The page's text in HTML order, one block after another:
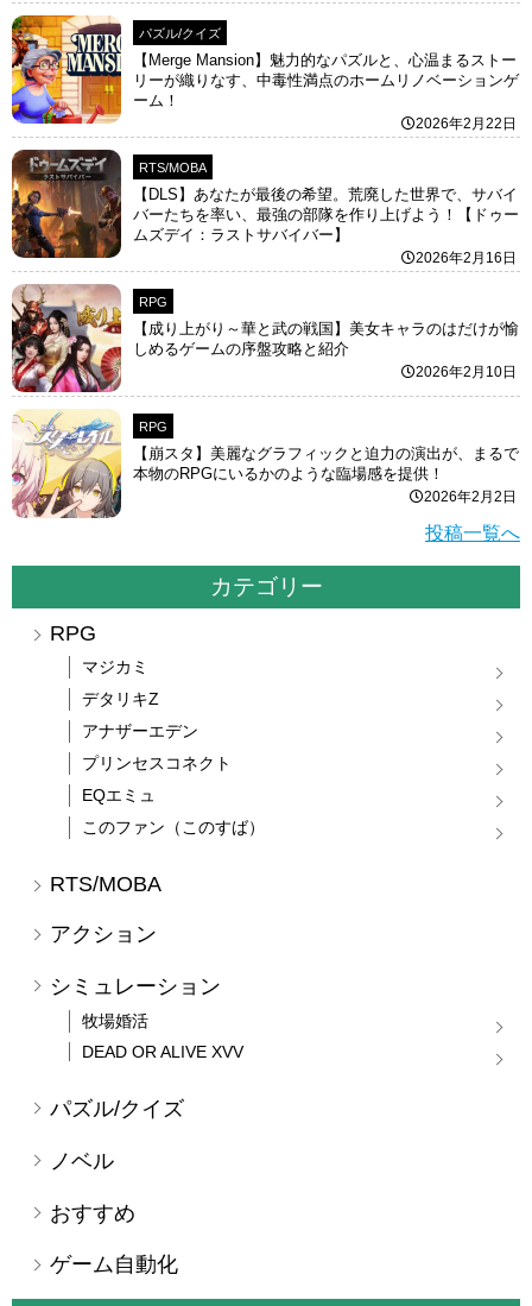
パズル/クイズ
【Merge Mansion】魅力的なパズルと、心温まるストー
リーが織りなす、中毒性満点のホームリノベーションゲ
ーム！
2026年2月22日
RTS/MOBA
【DLS】あなたが最後の希望。荒廃した世界で、サバイ
バーたちを率い、最強の部隊を作り上げよう！【ドゥー
ムズデイ：ラストサバイバー】
2026年2月16日
RPG
【成り上がり～華と武の戦国】美女キャラのはだけが愉
しめるゲームの序盤攻略と紹介
2026年2月10日
RPG
【崩スタ】美麗なグラフィックと迫力の演出が、まるで
本物のRPGにいるかのような臨場感を提供！
2026年2月2日
投稿一覧へ
カテゴリー
RPG
マジカミ
デタリキZ
アナザーエデン
プリンセスコネクト
EQエミュ
このファン（このすば）
RTS/MOBA
アクション
シミュレーション
牧場婚活
DEAD OR ALIVE XVV
パズル/クイズ
ノベル
おすすめ
ゲーム自動化